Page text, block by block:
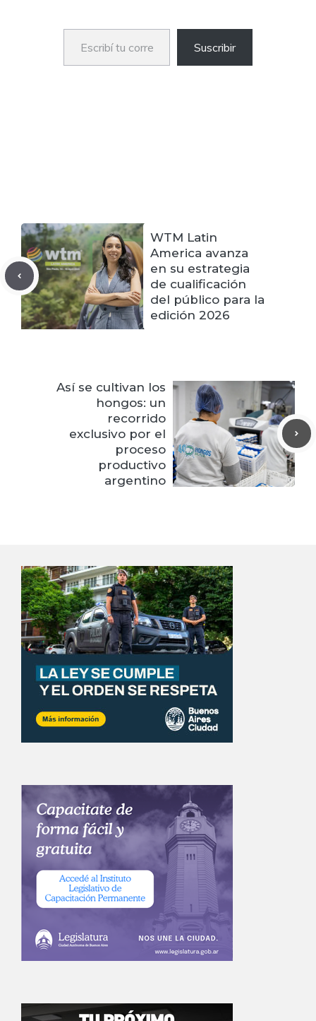
Escribí tu correo electrónico…
Suscribir
WTM Latin
America avanza
en su estrategia
de cualificación
del público para la
edición 2026
Así se cultivan los
hongos: un
recorrido
exclusivo por el
proceso
productivo
argentino